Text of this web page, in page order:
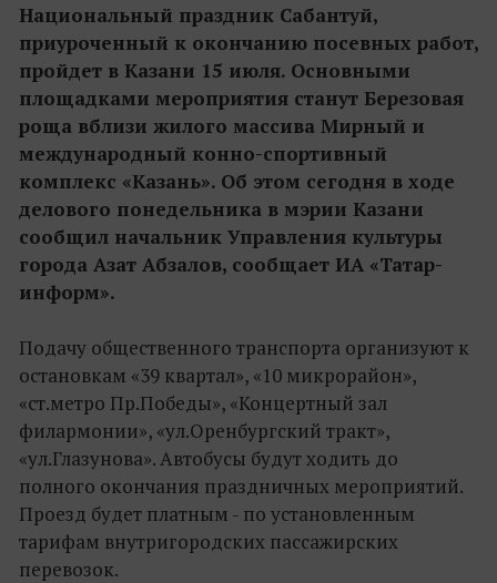
Национальный праздник Сабантуй,
приуроченный к окончанию посевных работ,
пройдет в Казани 15 июля. Основными
площадками мероприятия станут Березовая
роща вблизи жилого массива Мирный и
международный конно-спортивный
комплекс «Казань». Об этом сегодня в ходе
делового понедельника в мэрии Казани
сообщил начальник Управления культуры
города Азат Абзалов, сообщает ИА «Татар-
информ».
Подачу общественного транспорта организуют к
остановкам «39 квартал», «10 микрорайон»,
«ст.метро Пр.Победы», «Концертный зал
филармонии», «ул.Оренбургский тракт»,
«ул.Глазунова». Автобусы будут ходить до
полного окончания праздничных мероприятий.
Проезд будет платным - по установленным
тарифам внутригородских пассажирских
перевозок.